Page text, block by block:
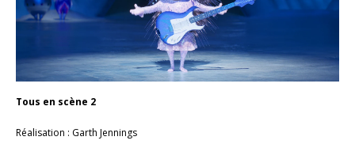
Tous en scène 2
Réalisation : Garth Jennings